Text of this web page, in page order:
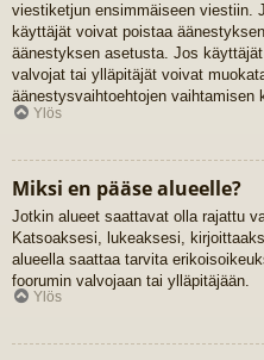
viestiketjun ensimmäiseen viestiin.
käyttäjät voivat poistaa
äänestyksen asetusta. Jos
valvojat tai ylläpitäjät voivat
äänestysvaihtoehtojen vaihtamisen
Ylös
Miksi en pääse alueelle?
Jotkin alueet saattavat olla rajattu
Katsoaksesi, lukeaksesi,
alueella saattaa tarvita
foorumin valvojaan tai ylläpitäjään.
Ylös